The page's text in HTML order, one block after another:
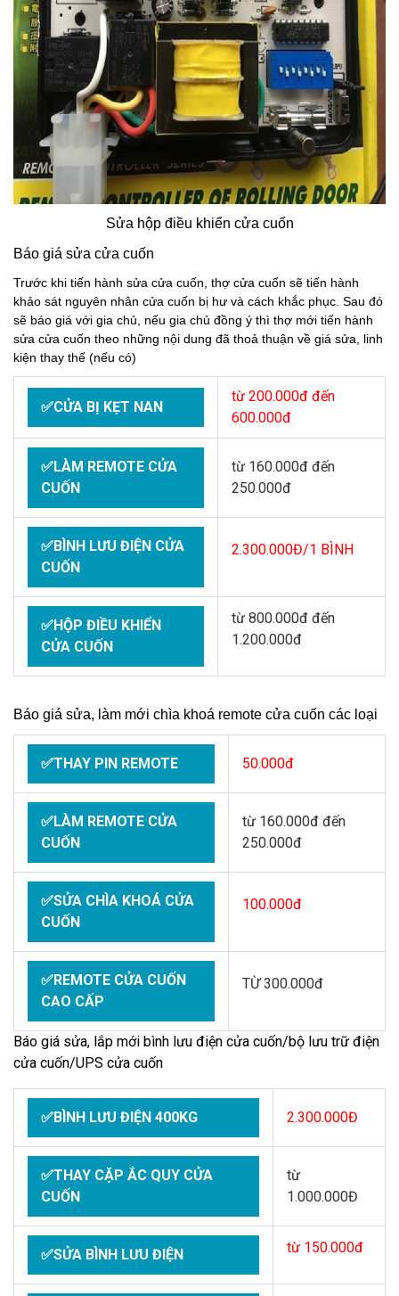
Sửa hộp điều khiển cửa cuốn
Báo giá sửa cửa cuốn
Trước khi tiến hành sửa cửa cuốn, thợ cửa cuốn sẽ tiến hành
khảo sát nguyên nhân cửa cuốn bị hư và cách khắc phục. Sau đó
sẽ báo giá với gia chủ, nếu gia chủ đồng ý thì thợ mới tiến hành
sửa cửa cuốn theo những nội dung đã thoả thuận về giá sửa, linh
kiện thay thế (nếu có)
✅CỬA BỊ KẸT NAN
từ 200.000đ đến
600.000đ
✅LÀM REMOTE CỬA
CUỐN
từ 160.000đ đến
250.000đ
✅BÌNH LƯU ĐIỆN CỬA
CUỐN
2.300.000Đ/1 BÌNH
✅HỘP ĐIỀU KHIỂN
CỬA CUỐN
từ 800.000đ đến
1.200.000đ
Báo giá sửa, làm mới chìa khoá remote cửa cuốn các loại
✅THAY PIN REMOTE 50.000đ
✅LÀM REMOTE CỬA
CUỐN
từ 160.000đ đến
250.000đ
✅SỬA CHÌA KHOÁ CỬA
CUỐN
100.000đ
✅REMOTE CỬA CUỐN
CAO CẤP
TỪ 300.000đ
Báo giá sửa, lắp mới bình lưu điện cửa cuốn/bộ lưu trữ điện
cửa cuốn/UPS cửa cuốn
✅BÌNH LƯU ĐIỆN 400KG 2.300.000Đ
✅THAY CẶP ẮC QUY CỬA
CUỐN
từ
1.000.000Đ
✅SỬA BÌNH LƯU ĐIỆN từ 150.000đ